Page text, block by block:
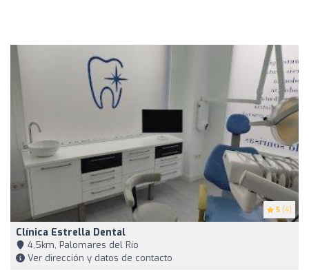
5 (4)
Clínica Estrella Dental
4,5km, Palomares del Río
Ver dirección y datos de contacto